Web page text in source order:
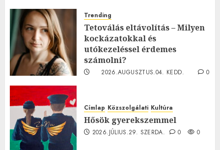
Trending
Tetoválás eltávolítás – Milyen
kockázatokkal és
utókezeléssel érdemes
számolni?
2026.AUGUSZTUS.04. KEDD.
0
Címlap Közszolgálati Kultúra
Hősök gyerekszemmel
2026.JÚLIUS.29. SZERDA. 0 0